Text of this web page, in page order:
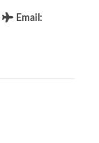
Email :